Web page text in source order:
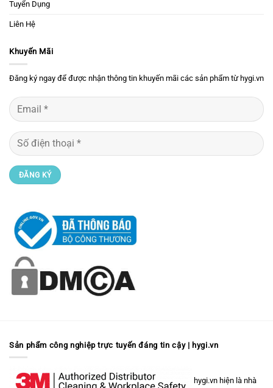
Tuyển Dụng
Liên Hệ
Khuyến Mãi
Đăng ký ngay để được nhận thông tin khuyến mãi các sản phẩm từ hygi.vn
Sản phẩm công nghiệp trực tuyến đáng tin cậy | hygi.vn
hygi.vn hiện là nhà